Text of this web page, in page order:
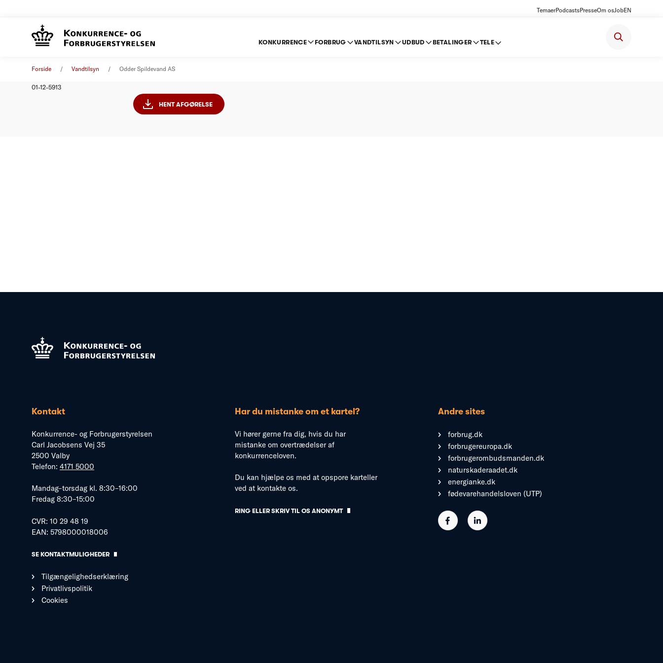
TemaerPodcastsPresseOm osJobEN
KONKURRENCE FORBRUG VANDTILSYN UDBUD BETALINGER TELE
Forside Vandtilsyn Odder Spildevand AS
01-12-5913
HENT AFGØRELSE
Kontakt
Konkurrence- og Forbrugerstyrelsen
Carl Jacobsens Vej 35
2500 Valby
Telefon: 4171 5000
Mandag–torsdag kl. 8:30–16:00
Fredag 8:30–15:00
CVR: 10 29 48 19
EAN: 5798000018006
SE KONTAKTMULIGHEDER
Tilgængelighedserklæring
Privatlivspolitik
Cookies
Har du mistanke om et kartel?
Vi hører gerne fra dig, hvis du har
mistanke om overtrædelser af
konkurrenceloven.
Du kan hjælpe os med at opspore karteller
ved at kontakte os.
RING ELLER SKRIV TIL OS ANONYMT
Andre sites
forbrug.dk
forbrugereuropa.dk
forbrugerombudsmanden.dk
naturskaderaadet.dk
energianke.dk
fødevarehandelsloven (UTP)